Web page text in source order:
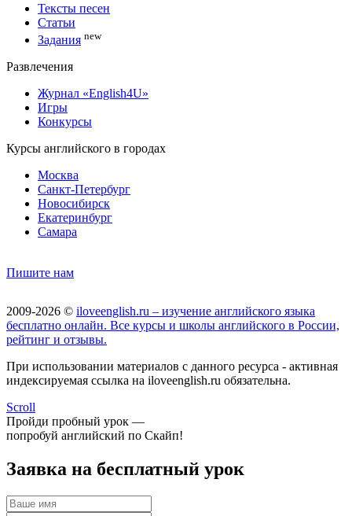
Тексты песен
Статьи
Задания new
Развлечения
Журнал «English4U»
Игры
Конкурсы
Курсы английского в городах
Москва
Санкт-Петербург
Новосибирск
Екатеринбург
Самара
Пишите нам
2009-2026 © iloveenglish.ru – изучение английского языка
бесплатно онлайн. Все курсы и школы английского в России,
рейтинг и отзывы.
При использовании материалов с данного ресурса - активная
индексируемая ссылка на iloveenglish.ru обязательна.
Scroll
Пройди пробный урок —
попробуй английский по Скайп!
Заявка на бесплатный урок